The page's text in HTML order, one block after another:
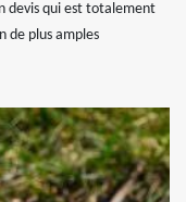
devis qui est totalement
de plus amples